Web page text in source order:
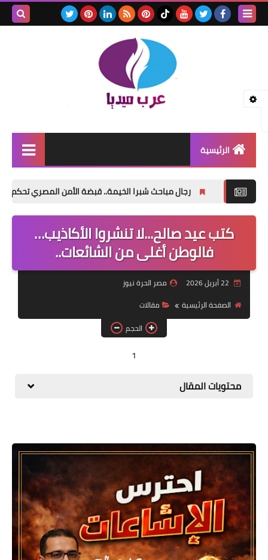
الرئيسية
الصحة الجنسية
طب واعشاب
الحمل ولادة
تفسير احلام
شبرا الخيمة.. قبضة الأمن المصري تحكم السيطرة وتضبط الخارجين على
كتب عيد صالح...لا تنشروا الأكاذيب…
فالوطن أغلى من الشائعات..
مصر الحرة نيوز
الصفحة الرئيسية
مقالات
الحجم
1
محتويات المقال